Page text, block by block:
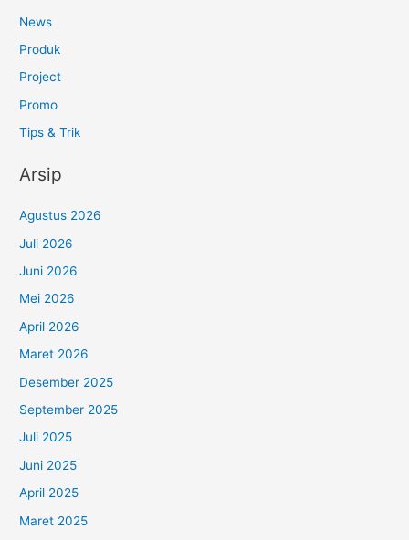
News
Produk
Project
Promo
Tips & Trik
Arsip
Agustus 2026
Juli 2026
Juni 2026
Mei 2026
April 2026
Maret 2026
Desember 2025
September 2025
Juli 2025
Juni 2025
April 2025
Maret 2025